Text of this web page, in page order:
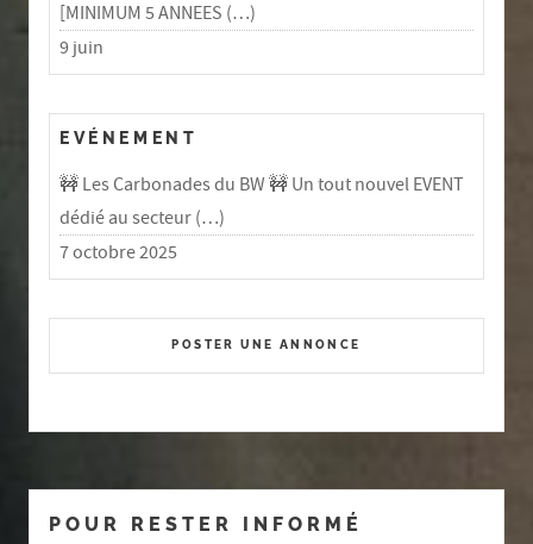
[MINIMUM 5 ANNEES (…)
9 juin
EVÉNEMENT
🚧 Les Carbonades du BW 🚧 Un tout nouvel EVENT
dédié au secteur (…)
7 octobre 2025
POSTER UNE ANNONCE
POUR RESTER INFORMÉ